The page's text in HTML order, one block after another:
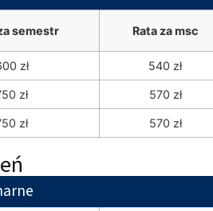
semestr Rata za msc
zł 540 zł
zł 570 zł
zł 570 zł